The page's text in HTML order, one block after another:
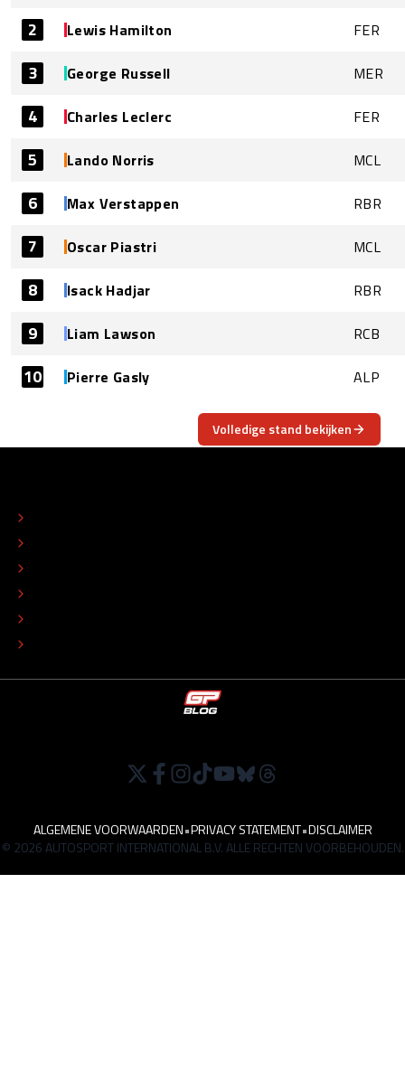
2 Lewis Hamilton FER
3 George Russell MER
4 Charles Leclerc FER
5 Lando Norris MCL
6 Max Verstappen RBR
7 Oscar Piastri MCL
8 Isack Hadjar RBR
9 Liam Lawson RCB
10 Pierre Gasly ALP
Volledige stand bekijken
ALGEMENE VOORWAARDEN•PRIVACY STATEMENT•DISCLAIMER
© 2026 AUTOSPORT INTERNATIONAL B.V. ALLE RECHTEN VOORBEHOUDEN.